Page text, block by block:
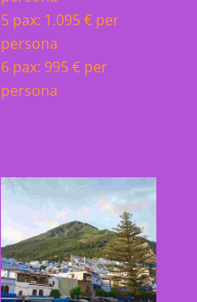
5 pax: 1.095 € per
persona
6 pax: 995 € per
persona